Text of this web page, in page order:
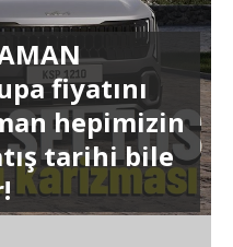
fiyatını
hepimizin
tarihi bile